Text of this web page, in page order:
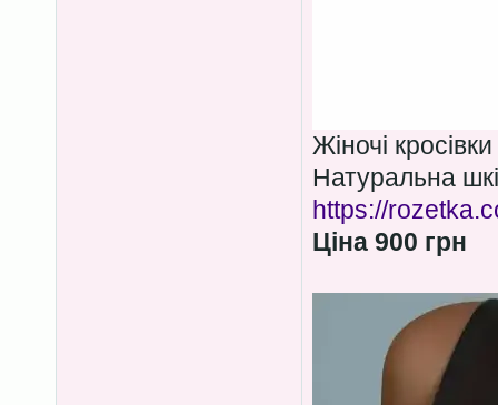
Жіночі
Натуральна
https://
Ціна 900 грн